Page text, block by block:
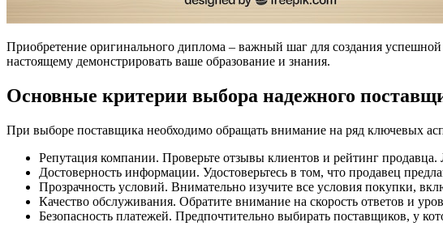
Приобретение оригинального диплома – важный шаг для создания
настоящему демонстрировать ваше образование и знания.
Основные критерии выбора надежного
При выборе поставщика необходимо обращать внимание на ряд ключевых
Репутация компании. Проверьте отзывы клиентов и рейтинг
Достоверность информации. Удостоверьтесь в том, что продавец
Прозрачность условий. Внимательно изучите все условия покупки,
Качество обслуживания. Обратите внимание на скорость ответов и
Безопасность платежей. Предпочтительно выбирать поставщиков, у